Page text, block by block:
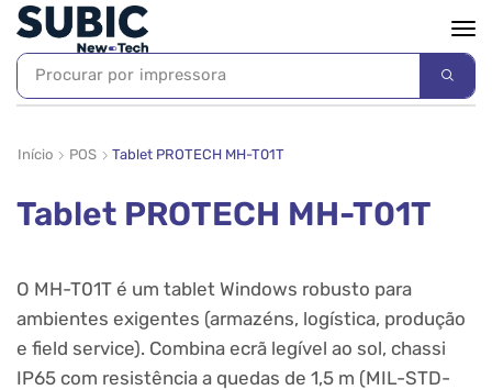
Procurar por impressora
Início POS Tablet PROTECH MH-T01T
Tablet PROTECH MH-T01T
O MH-T01T é um tablet Windows robusto para
ambientes exigentes (armazéns, logística, produção
e field service). Combina ecrã legível ao sol, chassi
IP65 com resistência a quedas de 1,5 m (MIL-STD-